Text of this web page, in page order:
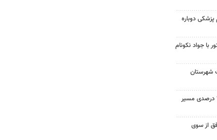
علوم پزشکی دوباره
با جواد نکونام
شهرستان
کره جنوبی به دنبال کاهش ۳۵ درصدی مسیر
از سوی